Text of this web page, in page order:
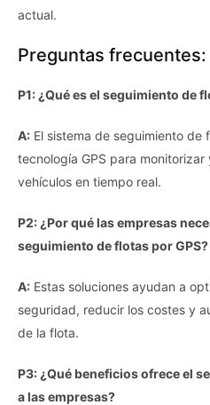
actual.
Preguntas frecuentes:
P1: ¿Qué es el seguimiento de
A: El sistema de seguimiento de
tecnología GPS para
vehículos en tiempo real.
P2: ¿Por qué las empresas
seguimiento de flotas por GPS?
A: Estas soluciones ayudan a
seguridad, reducir los costes y
de la flota.
P3: ¿Qué beneficios ofrece el
a las empresas?